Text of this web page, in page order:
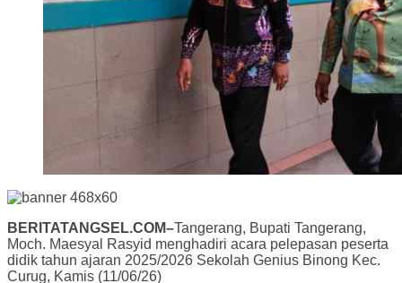
BERITATANGSEL.COM–Tangerang, Bupati Tangerang,
Moch. Maesyal Rasyid menghadiri acara pelepasan peserta
didik tahun ajaran 2025/2026 Sekolah Genius Binong Kec.
Curug, Kamis (11/06/26)